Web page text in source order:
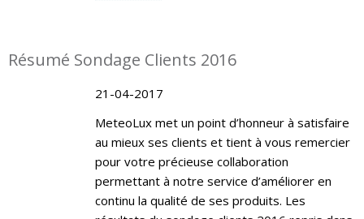
Résumé Sondage Clients 2016
21-04-2017
MeteoLux met un point d’honneur à satisfaire
au mieux ses clients et tient à vous remercier
pour votre précieuse collaboration
permettant à notre service d’améliorer en
continu la qualité de ses produits. Les